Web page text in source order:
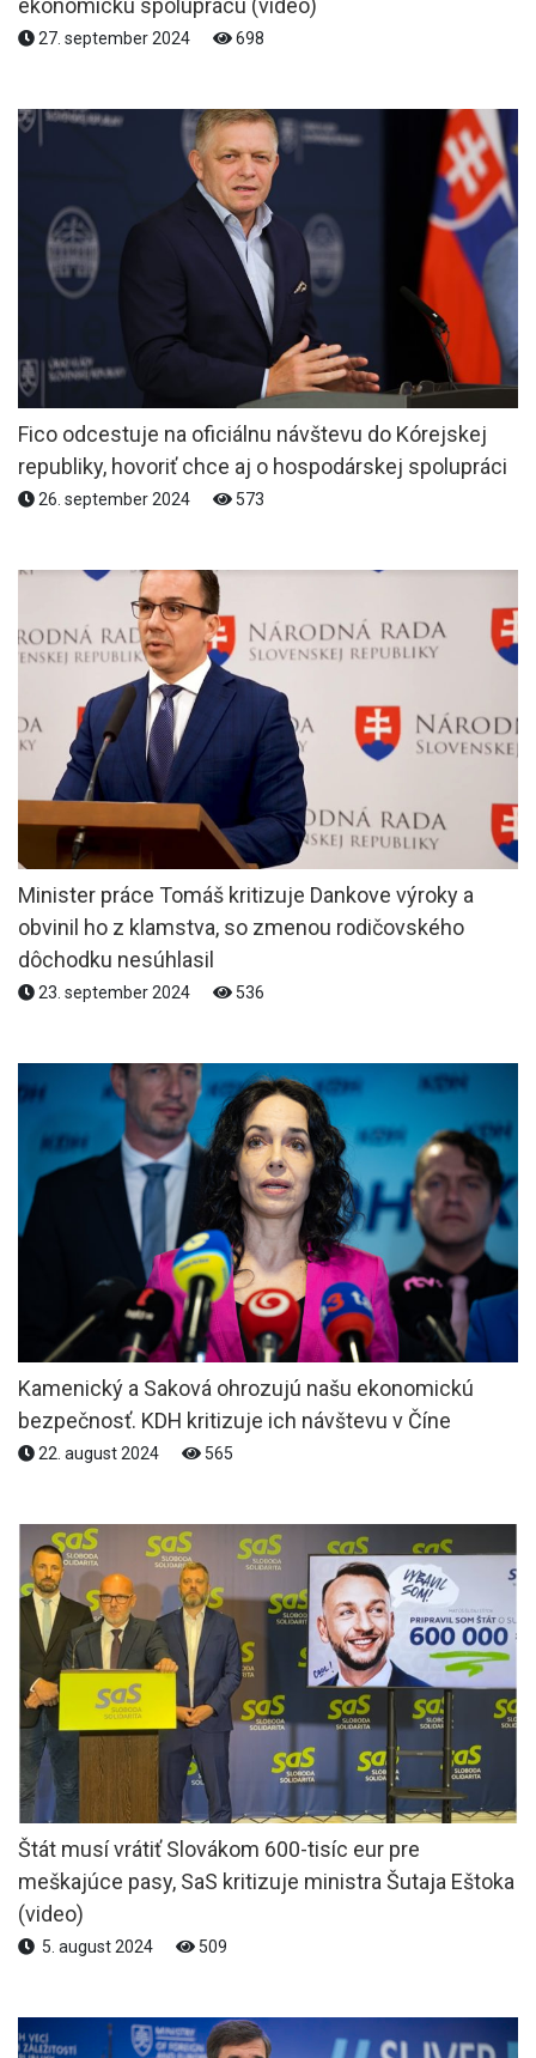
ekonomickú spoluprácu (video)
27. september 2024 698
Fico odcestuje na oficiálnu návštevu do Kórejskej
republiky, hovoriť chce aj o hospodárskej spolupráci
26. september 2024 573
Minister práce Tomáš kritizuje Dankove výroky a
obvinil ho z klamstva, so zmenou rodičovského
dôchodku nesúhlasil
23. september 2024 536
Kamenický a Saková ohrozujú našu ekonomickú
bezpečnosť. KDH kritizuje ich návštevu v Číne
22. august 2024 565
Štát musí vrátiť Slovákom 600-tisíc eur pre
meškajúce pasy, SaS kritizuje ministra Šutaja Eštoka
(video)
5. august 2024 509